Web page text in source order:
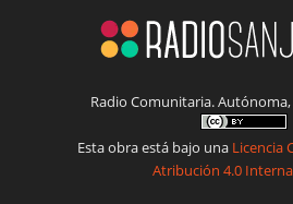
Radio Comunitaria.
Esta obra está bajo una Licencia
Atribución 4.0